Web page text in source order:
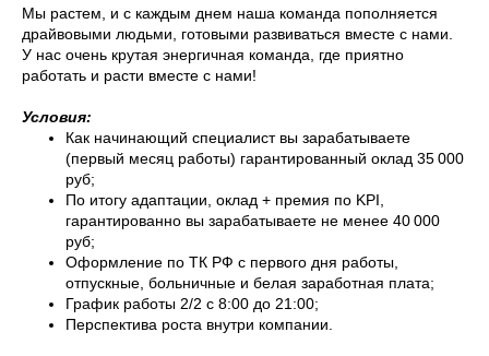
Мы растем, и с каждым днем наша команда пополняется
драйвовыми людьми, готовыми развиваться вместе с нами.
У нас очень крутая энергичная команда, где приятно
работать и расти вместе с нами!
Условия:
Как начинающий специалист вы зарабатываете
(первый месяц работы) гарантированный оклад 35 000
руб;
По итогу адаптации, оклад + премия по KPI,
гарантированно вы зарабатываете не менее 40 000
руб;
Оформление по ТК РФ с первого дня работы,
отпускные, больничные и белая заработная плата;
График работы 2/2 с 8:00 до 21:00;
Перспектива роста внутри компании.